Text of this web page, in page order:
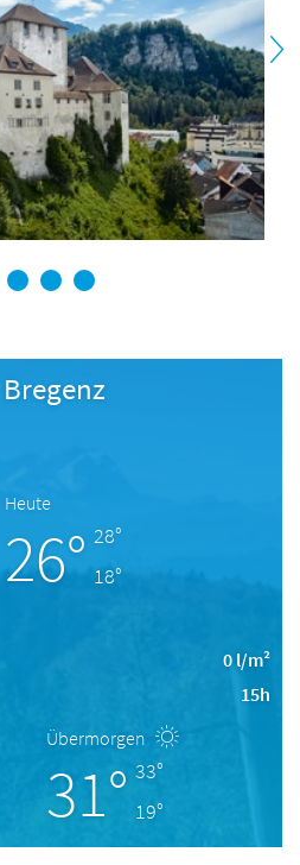
2 3 4
Heute
26° 28°
18°
0 l/m²
15h
Übermorgen
31° 33°
19°